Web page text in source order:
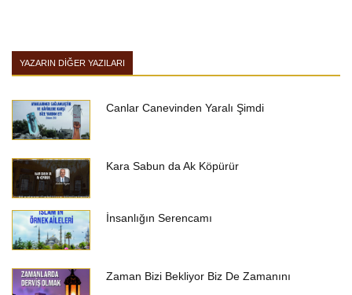
YAZARIN DIĞER YAZILARI
Canlar Canevinden Yaralı Şimdi
Kara Sabun da Ak Köpürür
İnsanlığın Serencamı
Zaman Bizi Bekliyor Biz De Zamanını